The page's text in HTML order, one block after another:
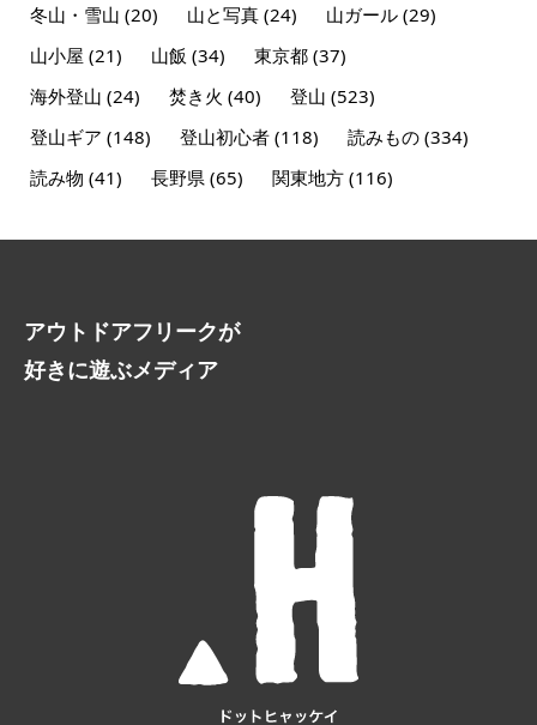
冬山・雪山 (20) 山と写真(24) 山ガール(29)
山小屋 (21) 山飯 (34) 東京都(37)
海外登山 (24) 焚き火 (40) 登山 (523)
登山ギア (148) 登山初心者(118) 読みもの(334)
読み物 (41) 長野県 (65) 関東地方(116)
アウトドアフリークが
好きに遊ぶメディア